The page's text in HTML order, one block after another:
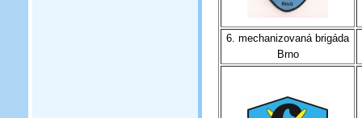
6. mechanizovaná brigáda
Brno